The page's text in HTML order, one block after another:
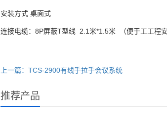
安装方式 桌面式
连接电缆：8P屏蔽T型线 2.1米*1.5米 （便于工工程
上一篇：TCS-2900有线手拉手会议系统
推荐产品